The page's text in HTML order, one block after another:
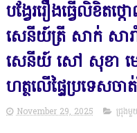
បង្វែររឿងធ្វើលិខិត
សេនីយ៍ត្រី សាក់ សារ
សេនីយ៍ សៅ សុខា មេប
ហត្ថលើផ្ទៃប្រទេសច
November 29, 2025 ជ្រុងមួ